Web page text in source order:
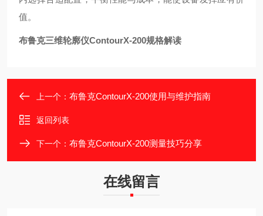
值。
布鲁克三维轮廓仪ContourX-200规格解读
上一个： 布鲁克ContourX-200使用与维护指南
返回列表
下一个： 布鲁克ContourX-200测量技巧分享
在线留言